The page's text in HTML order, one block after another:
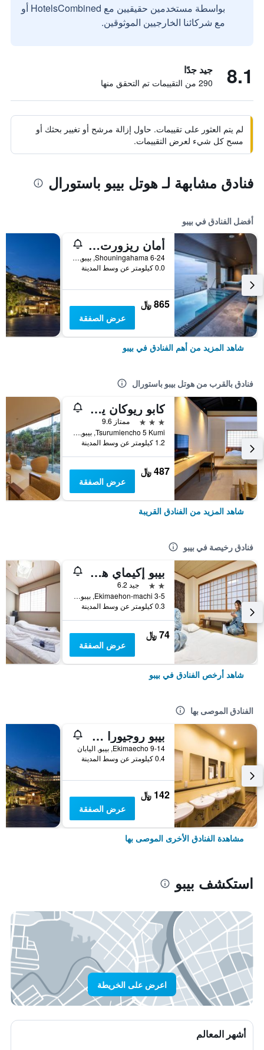
بواسطة مستخدمين حقيقيين مع HotelsCombined أو
مع شركائنا الخارجيين الموثوقين.
8.1 جيد جدًا
290 من التقييمات تم التحقق منها
لم يتم العثور على تقييمات. حاول إزالة مرشح أو تغيير بحثك أو
مسح كل شيء لعرض التقييمات.
فنادق مشابهة لـ هوتل بيبو باستورال
أفضل الفنادق في بيبو
أمان ريزورت سيكاي
6-24 Shouningahama, بيبو, اليابان
0.0 كيلومتر عن وسط المدينة
865 ﷼
عرض الصفقة
شاهد المزيد من أهم الفنادق في بيبو
فنادق بالقرب من هوتل بيبو باستورال
كابو ريوكان يوميساكي
3 نجوم
ممتاز 9.6
Tsurumiencho 5 Kumi, بيبو, اليابان
1.2 كيلومتر عن وسط المدينة
487 ﷼
عرض الصفقة
شاهد المزيد من الفنادق القريبة
فنادق رخيصة في بيبو
بيبو إكيماي هوتل هاياشي
2 نجمتين
جيد 6.2
Ekimaehon-machi 3-5, بيبو, اليابان
0.3 كيلومتر عن وسط المدينة
74 ﷼
عرض الصفقة
شاهد أرخص الفنادق في بيبو
الفنادق الموصى بها
بيبو روجيورا ستاياساونا
9-14 Ekimaecho, بيبو, اليابان
0.4 كيلومتر عن وسط المدينة
142 ﷼
عرض الصفقة
مشاهدة الفنادق الأخرى الموصى بها
استكشف بيبو
اعرض على الخريطة
أشهر المعالم